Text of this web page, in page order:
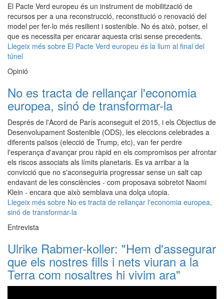
El Pacte Verd europeu és un instrument de mobilització de
recursos per a una reconstrucció, reconstitució o renovació del
model per fer-lo més resilient i sostenible. No és això, potser, el
que es necessita per encarar aquesta crisi sense precedents.
Llegeix més sobre El Pacte Verd europeu és la llum al final del
túnel
Opinió
No es tracta de rellançar l'economia
europea, sinó de transformar-la
Després de l'Acord de París aconseguit el 2015, i els Objectius de
Desenvolupament Sostenible (ODS), les eleccions celebrades a
diferents països (elecció de Trump, etc), van fer perdre
l'esperança d'avançar prou ràpid en els compromisos per afrontar
els riscos associats als límits planetaris. Es va arribar a la
convicció que no s'aconseguiria progressar sense un salt cap
endavant de les consciències - com proposava sobretot Naomi
Klein - encara que això semblava una dolça utopia.
Llegeix més sobre No es tracta de rellançar l'economia europea,
sinó de transformar-la
Entrevista
Ulrike Rabmer-koller: "Hem d'assegurar
que els nostres fills i nets viuran a la
Terra com nosaltres hi vivim ara"